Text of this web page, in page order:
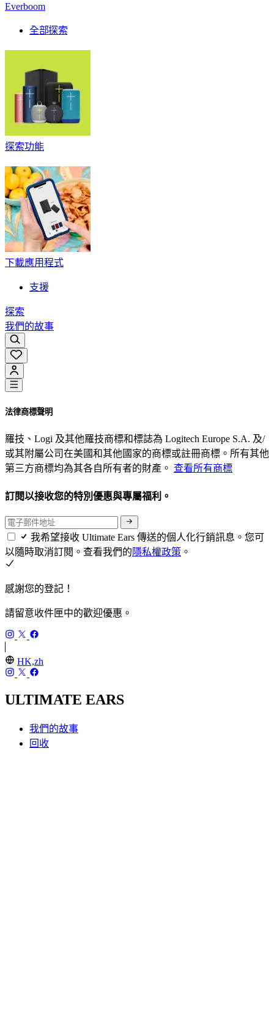
Everboom
全部探索
探索功能
下載應用程式
支援
探索
我們的故事
法律商標聲明
羅技、Logi 及其他羅技商標和標誌為 Logitech Europe S.A. 及/
或其附屬公司在美國和其他國家的商標或註冊商標。所有其他
第三方商標均為其各自所有者的財產。 查看所有商標
訂閱以接收您的特別優惠與專屬福利。
我希望接收 Ultimate Ears 傳送的個人化行銷訊息。您可
以隨時取消訂閱。查看我們的隱私權政策 。
感謝您的登記！
請留意收件匣中的歡迎優惠。
HK,zh
ULTIMATE EARS
我們的故事
回收